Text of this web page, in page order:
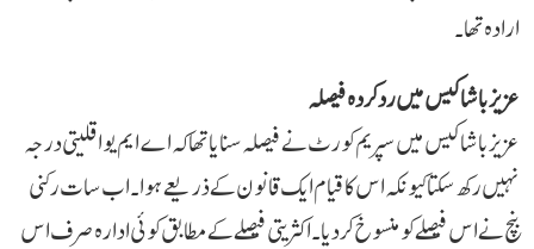
ارادہ تھا۔
عزیز باشا کیس میں رد کردہ فیصلہ
عزیز باشا کیس میں سپریم کورٹ نے فیصلہ سنایا تھا کہ اے ایم یو اقلیتی درجہ
نہیں رکھ سکتا کیونکہ اس کا قیام ایک قانون کے ذریعے ہوا۔ اب سات رکنی
بنچ نے اس فیصلے کو منسوخ کر دیا۔ اکثریتی فیصلے کے مطابق کوئی ادارہ صرف اس